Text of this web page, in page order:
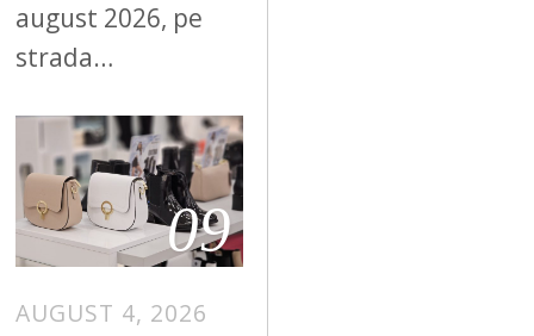
august 2026, pe
strada…
09
AUGUST 4, 2026